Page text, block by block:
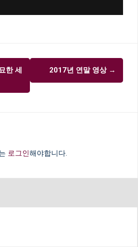
한 세
2017년 연말 영상 →
로그인해야합니다.